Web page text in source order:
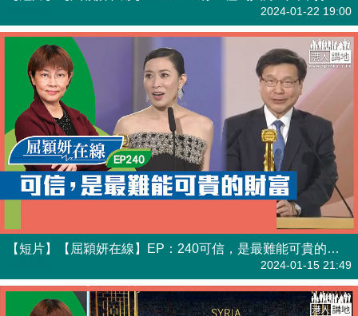
2024-01-22 19:00
【短片】【屈穎妍在線】EP：240可信，是最難能可貴的財富
2024-01-15 21:49